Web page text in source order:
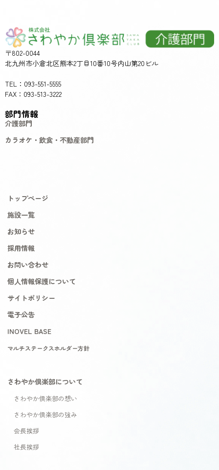
〒802-0044
北九州市小倉北区熊本2丁目10番10号内山第20ビル
TEL：093-551-5555
FAX：093-513-3222
部門情報
介護部門
カラオケ・飲食・不動産部門
トップページ
施設一覧
お知らせ
採用情報
お問い合わせ
個人情報保護について
サイトポリシー
電子公告
INOVEL BASE
マルチステークスホルダー方針
さわやか倶楽部について
さわやか倶楽部の想い
さわやか倶楽部の強み
会長挨拶
社長挨拶